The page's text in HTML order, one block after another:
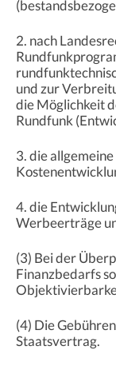
2. nach
und zur
die Möglichkeit
Rundfunk
3. die
4. die
Werbeerträge
(3) Bei der
Finanzbedarfs
(4) Die
Staatsvertrag.